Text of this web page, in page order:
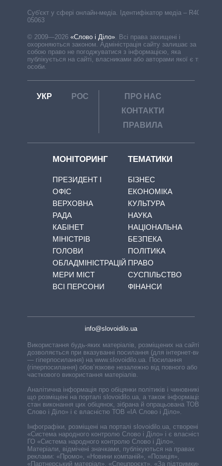
Cуб'єкт у сфері онлайн-медіа. Ідентифікатор медіа – R40-
05063
© 2009—2026 «Слово і Діло». Всі права захищені і
охороняються законом. Адміністрація сайту залишає за
собою право не погоджуватися з інформацією, яка
публікується на сайті, власниками або авторами якої є треті
особи.
УКР РОС
ПРО НАС
КОНТАКТИ
ПРАВИЛА
МОНІТОРИНГ
ПРЕЗИДЕНТ І
ОФІС
ВЕРХОВНА
РАДА
КАБІНЕТ
МІНІСТРІВ
ГОЛОВИ
ОБЛАДМІНІСТРАЦІЙ
МЕРИ МІСТ
ВСІ ПЕРСОНИ
ТЕМАТИКИ
БІЗНЕС
ЕКОНОМІКА
КУЛЬТУРА
НАУКА
НАЦІОНАЛЬНА
БЕЗПЕКА
ПОЛІТИКА
ПРАВО
СУСПІЛЬСТВО
ФІНАНСИ
info@slovoidilo.ua
Використання будь-яких матеріалів, розміщених на сайті,
дозволяється при вказуванні посилання (для інтернет-видань
— гіперпосилання) на www.slovoidilo.ua. Посилання
(гіперпосилання) обов’язкове незалежно від повного або
часткового використання матеріалів.
Аналітична інформація про обіцянки політиків і чиновників,
що розміщені на порталі slovoidilo.ua, а також інформація про
стан виконання цих обіцянок, зібрана й опрацьована ТОВ «ІА
Слово і Діло» і є власністю ТОВ «ІА Слово і Діло».
Інфографіки, розміщені на порталі slovoidilo.ua, створені ГО
«Система народного контролю Слово і Діло» і є власністю
ГО «Система народного контролю Слово і Діло».
Матеріали, відмічені значками, публікуються на правах
реклами: «Промо», «Новини компаній», «Позиція»,
«Партнерський матеріал», «Спецпроєкт», «За підтримки».